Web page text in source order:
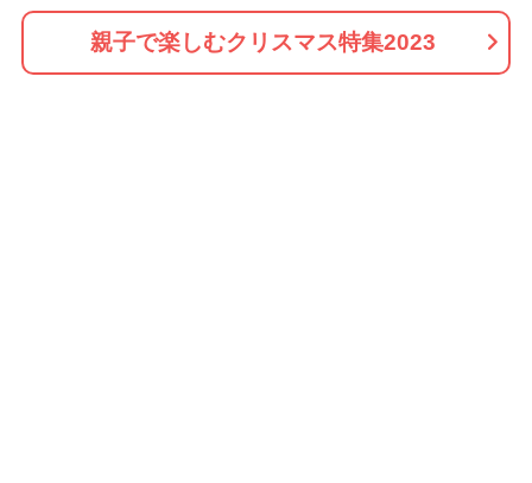
親子で楽しむクリスマス特集2023